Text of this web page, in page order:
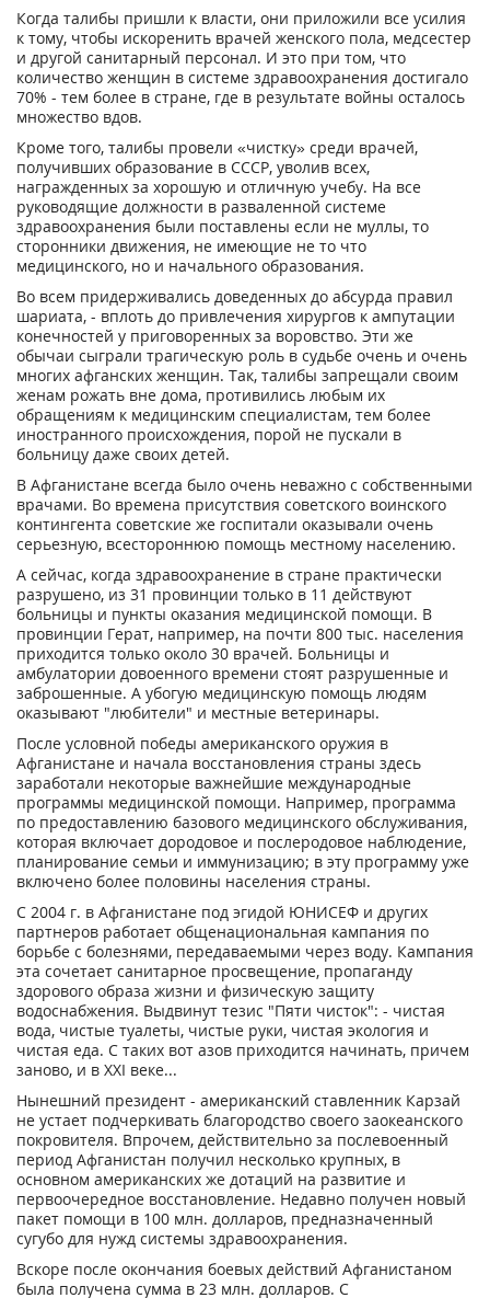
Когда талибы пришли к власти, они приложили все усилия
к тому, чтобы искоренить врачей женского пола, медсестер
и другой санитарный персонал. И это при том, что
количество женщин в системе здравоохранения достигало
70% - тем более в стране, где в результате войны осталось
множество вдов.
Кроме того, талибы провели «чистку» среди врачей,
получивших образование в СССР, уволив всех,
награжденных зa хорошую и отличную учебу. На все
руководящие должности в разваленной системе
здравоохранения были поставлены если не муллы, то
сторонники движения, не имеющие не то что
медицинского, но и начального образования.
Во всем придерживались доведенных до абсурда правил
шариата, - вплоть до привлечения хирургов к ампутации
конечностей у приговоренных за воровство. Эти же
обычаи сыграли трагическую роль в судьбе очень и очень
многих афганских женщин. Так, талибы запрещали своим
женам рожать вне дома, противились любым их
обращениям к медицинским специалистам, тем более
иностранного происхождения, порой не пускали в
больницу даже своих детей.
В Афганистане всегда было очень неважно с собственными
врачами. Во времена присутствия советского воинского
контингента советские же госпитали оказывали очень
серьезную, всестороннюю помощь местному населению.
А сейчас, когда здравоохранение в стране практически
разрушено, из 31 провинции только в 11 действуют
больницы и пункты оказания медицинской помощи. В
провинции Герат, например, на почти 800 тыс. населения
приходится только около 30 врачей. Больницы и
амбулатории довоенного времени стоят разрушенные и
заброшенные. А убогую медицинскую помощь людям
оказывают "любители" и местные ветеринары.
После условной победы американского оружия в
Афганистане и начала восстановления страны здесь
заработали некоторые важнейшие международные
программы медицинской помощи. Например, программа
по предоставлению базового медицинского обслуживания,
которая включает дородовое и послеродовое наблюдение,
планирование семьи и иммунизацию; в эту программу уже
включено более половины населения страны.
С 2004 г. в Афганистане под эгидой ЮНИСЕФ и других
партнеров работает общенациональная кампания по
борьбе с болезнями, передаваемыми через воду. Кампания
эта сочетает санитарное просвещение, пропаганду
здорового образа жизни и физическую защиту
водоснабжения. Выдвинут тезис "Пяти чисток": - чистая
вода, чистые туалеты, чистые руки, чистая экология и
чистая еда. С таких вот азов приходится начинать, причем
заново, и в XXI веке...
Нынешний президент - американский ставленник Карзай
не устает подчеркивать благородство своего заокеанского
покровителя. Впрочем, действительно за послевоенный
период Афганистан получил несколько крупных, в
основном американских же дотаций на развитие и
первоочередное восстановление. Недавно получен новый
пакет помощи в 100 млн. долларов, предназначенный
сугубо для нужд системы здравоохранения.
Вскоре после окончания боевых действий Афганистаном
была получена сумма в 23 млн. долларов. С